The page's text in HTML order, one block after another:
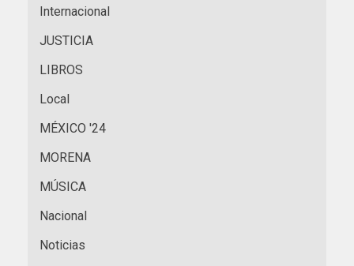
Internacional
JUSTICIA
LIBROS
Local
MÉXICO '24
MORENA
MÚSICA
Nacional
Noticias